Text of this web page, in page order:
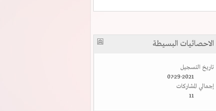
الاحصائيات البسيطة
تاريخ التسجيل
07-29-2021
إجمالي المشاركات
11